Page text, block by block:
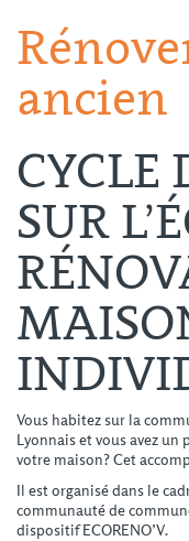
ancien
CYCLE
SUR
Vous habitez sur la
Lyonnais et vous avez
votre maison? Cet
Il est organisé dans le
communauté de
dispositif ECORENO’V.